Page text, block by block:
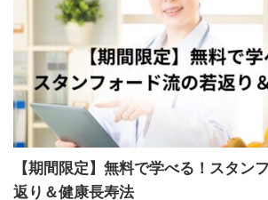
【期間限定】無料で学べる！スタン
返り＆健康長寿法